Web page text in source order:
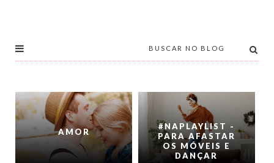
AMOR
#NAPLAYLIST -
PARA AFASTAR
OS MÓVEIS E
DANÇAR